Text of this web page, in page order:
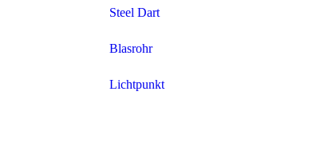
Steel Dart
Blasrohr
Lichtpunkt